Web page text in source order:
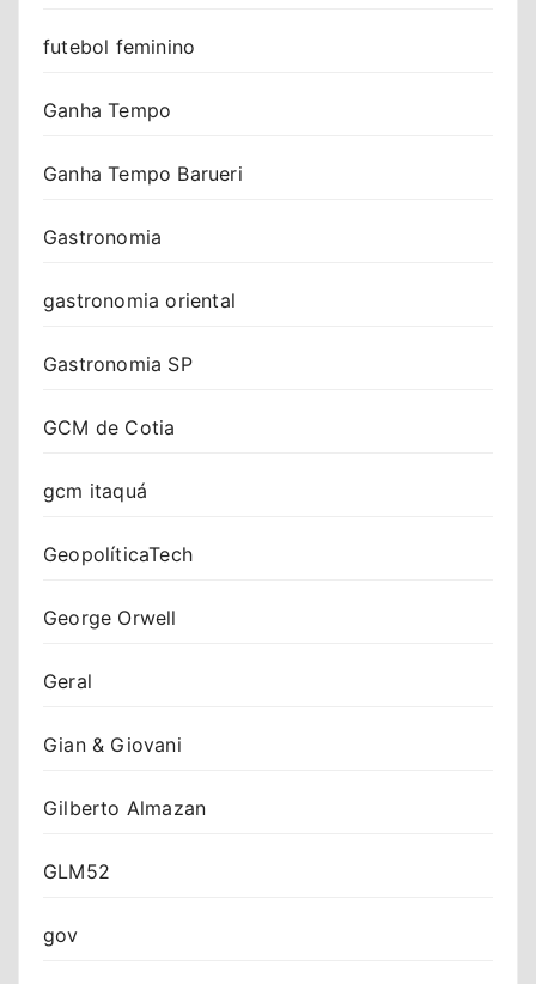
futebol feminino
Ganha Tempo
Ganha Tempo Barueri
Gastronomia
gastronomia oriental
Gastronomia SP
GCM de Cotia
gcm itaquá
GeopolíticaTech
George Orwell
Geral
Gian & Giovani
Gilberto Almazan
GLM52
gov